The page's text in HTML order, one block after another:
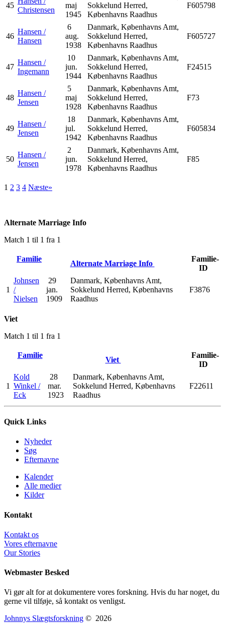
45
Christensen
maj
1945
Sokkelund Herred,
Københavns Raadhus
F605798
46
Hansen /
Hansen
6
aug.
1938
Danmark, Københavns Amt,
Sokkelund Herred,
Københavns Raadhus
F605727
47
Hansen /
Ingemann
10
jun.
1944
Danmark, Københavns Amt,
Sokkelund Herred,
Københavns Raadhus
F24515
48
Hansen /
Jensen
5
maj
1928
Danmark, Københavns Amt,
Sokkelund Herred,
Københavns Raadhus
F73
49
Hansen /
Jensen
18
jul.
1942
Danmark, Københavns Amt,
Sokkelund Herred,
Københavns Raadhus
F605834
50
Hansen /
Jensen
2
jun.
1978
Danmark, Københavns Amt,
Sokkelund Herred,
Københavns Raadhus
F85
1 2 3 4 Næste»
Alternate Marriage Info
Match 1 til 1 fra 1
Familie
Alternate Marriage Info
Familie-
ID
1
Johnsen
/
Nielsen
29
jan.
1909
Danmark, Københavns Amt,
Sokkelund Herred, Københavns
Raadhus
F3876
Viet
Match 1 til 1 fra 1
Familie
Viet
Familie-
ID
1
Kold
Winkel /
Eck
28
mar.
1923
Danmark, Københavns Amt,
Sokkelund Herred, Københavns
Raadhus
F22611
Quick Links
Nyheder
Søg
Efternavne
Kalender
Alle medier
Kilder
Kontakt
Kontakt os
Vores efternavne
Our Stories
Webmaster Besked
Vi gør alt for at dokumentere vores forskning. Hvis du har noget, du
gerne vil tilføje, så kontakt os venligst.
Johnnys Slægtsforskning © 2026